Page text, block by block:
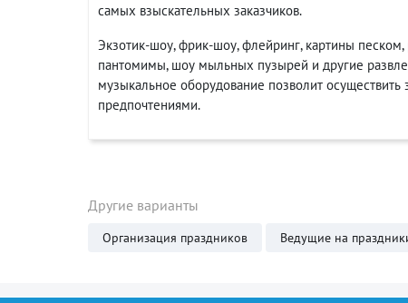
самых взыскательных заказчиков.
Экзотик-шоу, фрик-шоу, флейринг, картины
пантомимы, шоу мыльных пузырей и другие
музыкальное оборудование позволит
предпочтениями.
Другие варианты
Организация праздников Ведущие на